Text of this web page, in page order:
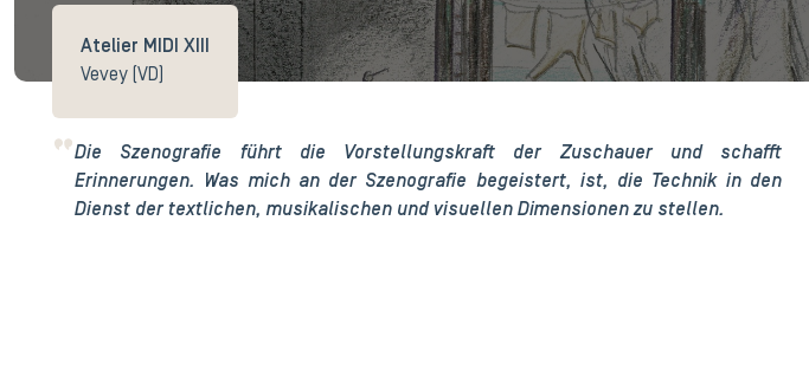
Atelier MIDI XIII
Vevey (VD)
Die Szenografie führt die Vorstellungskraft der Zuschauer und schafft
Erinnerungen. Was mich an der Szenografie begeistert, ist, die Technik in den
Dienst der textlichen, musikalischen und visuellen Dimensionen zu stellen.